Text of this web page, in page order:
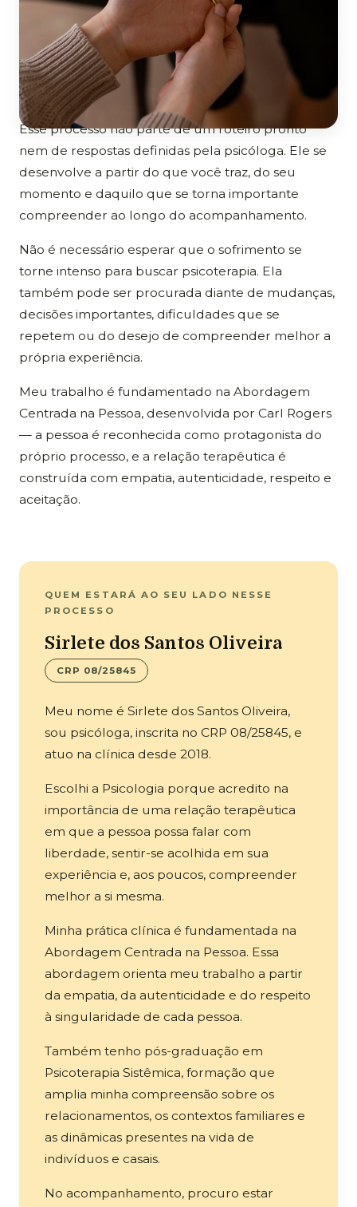
sentimentos, necessidades e dificuldades que nem
sempre são reconhecidos no cotidiano e
compreender como eles se relacionam com suas
escolhas e com a maneira como você se relaciona
consigo e com outras pessoas.
Esse processo não parte de um roteiro pronto
nem de respostas definidas pela psicóloga. Ele se
desenvolve a partir do que você traz, do seu
momento e daquilo que se torna importante
compreender ao longo do acompanhamento.
Não é necessário esperar que o sofrimento se
torne intenso para buscar psicoterapia. Ela
também pode ser procurada diante de mudanças,
decisões importantes, dificuldades que se
repetem ou do desejo de compreender melhor a
própria experiência.
Meu trabalho é fundamentado na Abordagem
Centrada na Pessoa, desenvolvida por Carl Rogers
— a pessoa é reconhecida como protagonista do
próprio processo, e a relação terapêutica é
construída com empatia, autenticidade, respeito e
aceitação.
QUEM ESTARÁ AO SEU LADO NESSE
PROCESSO
Sirlete dos Santos Oliveira
CRP 08/25845
Meu nome é Sirlete dos Santos Oliveira,
sou psicóloga, inscrita no CRP 08/25845, e
atuo na clínica desde 2018.
Escolhi a Psicologia porque acredito na
importância de uma relação terapêutica
em que a pessoa possa falar com
liberdade, sentir-se acolhida em sua
experiência e, aos poucos, compreender
melhor a si mesma.
Minha prática clínica é fundamentada na
Abordagem Centrada na Pessoa. Essa
abordagem orienta meu trabalho a partir
da empatia, da autenticidade e do respeito
à singularidade de cada pessoa.
Também tenho pós-graduação em
Psicoterapia Sistêmica, formação que
amplia minha compreensão sobre os
relacionamentos, os contextos familiares e
as dinâmicas presentes na vida de
indivíduos e casais.
No acompanhamento, procuro estar